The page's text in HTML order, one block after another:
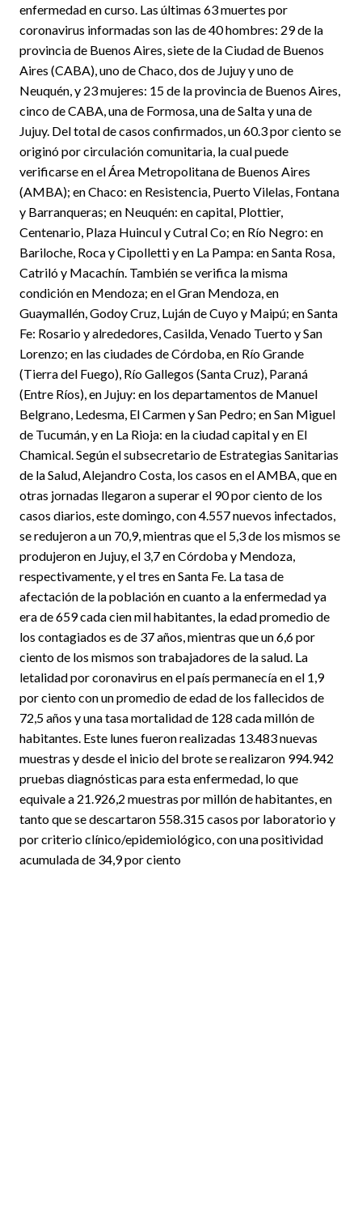
enfermedad en curso. Las últimas 63 muertes por
coronavirus informadas son las de 40 hombres: 29 de la
provincia de Buenos Aires, siete de la Ciudad de Buenos
Aires (CABA), uno de Chaco, dos de Jujuy y uno de
Neuquén, y 23 mujeres: 15 de la provincia de Buenos Aires,
cinco de CABA, una de Formosa, una de Salta y una de
Jujuy. Del total de casos confirmados, un 60.3 por ciento se
originó por circulación comunitaria, la cual puede
verificarse en el Área Metropolitana de Buenos Aires
(AMBA); en Chaco: en Resistencia, Puerto Vilelas, Fontana
y Barranqueras; en Neuquén: en capital, Plottier,
Centenario, Plaza Huincul y Cutral Co; en Río Negro: en
Bariloche, Roca y Cipolletti y en La Pampa: en Santa Rosa,
Catriló y Macachín. También se verifica la misma
condición en Mendoza; en el Gran Mendoza, en
Guaymallén, Godoy Cruz, Luján de Cuyo y Maipú; en Santa
Fe: Rosario y alrededores, Casilda, Venado Tuerto y San
Lorenzo; en las ciudades de Córdoba, en Río Grande
(Tierra del Fuego), Río Gallegos (Santa Cruz), Paraná
(Entre Ríos), en Jujuy: en los departamentos de Manuel
Belgrano, Ledesma, El Carmen y San Pedro; en San Miguel
de Tucumán, y en La Rioja: en la ciudad capital y en El
Chamical. Según el subsecretario de Estrategias Sanitarias
de la Salud, Alejandro Costa, los casos en el AMBA, que en
otras jornadas llegaron a superar el 90 por ciento de los
casos diarios, este domingo, con 4.557 nuevos infectados,
se redujeron a un 70,9, mientras que el 5,3 de los mismos se
produjeron en Jujuy, el 3,7 en Córdoba y Mendoza,
respectivamente, y el tres en Santa Fe. La tasa de
afectación de la población en cuanto a la enfermedad ya
era de 659 cada cien mil habitantes, la edad promedio de
los contagiados es de 37 años, mientras que un 6,6 por
ciento de los mismos son trabajadores de la salud. La
letalidad por coronavirus en el país permanecía en el 1,9
por ciento con un promedio de edad de los fallecidos de
72,5 años y una tasa mortalidad de 128 cada millón de
habitantes. Este lunes fueron realizadas 13.483 nuevas
muestras y desde el inicio del brote se realizaron 994.942
pruebas diagnósticas para esta enfermedad, lo que
equivale a 21.926,2 muestras por millón de habitantes, en
tanto que se descartaron 558.315 casos por laboratorio y
por criterio clínico/epidemiológico, con una positividad
acumulada de 34,9 por ciento